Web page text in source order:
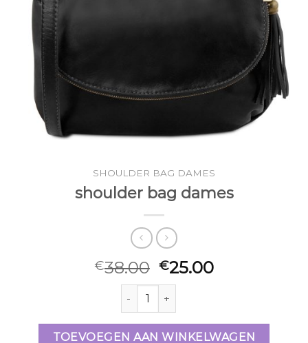
SHOULDER BAG DAMES
shoulder bag dames
€38.00 €25.00
shoulder bag dames aantal
TOEVOEGEN AAN WINKELWAGEN